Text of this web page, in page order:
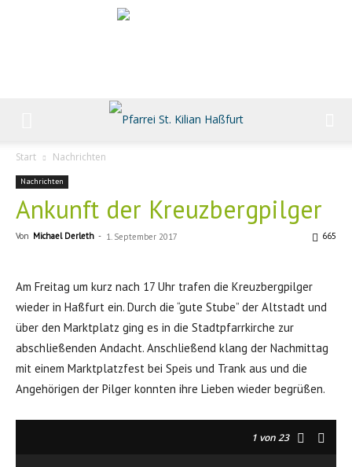
Start Nachrichten
Nachrichten
Ankunft der Kreuzbergpilger
Von Michael Derleth - 1. September 2017 665
Am Freitag um kurz nach 17 Uhr trafen die Kreuzbergpilger
wieder in Haßfurt ein. Durch die “gute Stube” der Altstadt und
über den Marktplatz ging es in die Stadtpfarrkirche zur
abschließenden Andacht. Anschließend klang der Nachmittag
mit einem Marktplatzfest bei Speis und Trank aus und die
Angehörigen der Pilger konnten ihre Lieben wieder begrüßen.
1 von 23